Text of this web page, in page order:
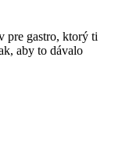
pre gastro, ktorý ti
aby to dávalo